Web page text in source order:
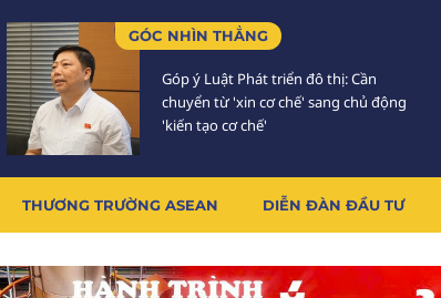
GÓC NHÌN THẲNG
Góp ý Luật Phát triển đô thị: Cần
chuyển từ 'xin cơ chế' sang chủ động
'kiến tạo cơ chế'
THƯƠNG TRƯỜNG ASEAN DIỄN ĐÀN ĐẦU TƯ